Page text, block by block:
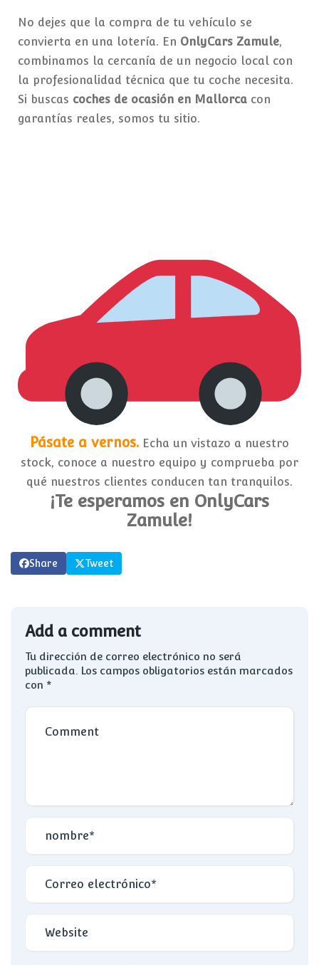
No dejes que la compra de tu vehículo se
convierta en una lotería. En OnlyCars Zamule,
combinamos la cercanía de un negocio local con
la profesionalidad técnica que tu coche necesita.
Si buscas coches de ocasión en Mallorca con
garantías reales, somos tu sitio.
Pásate a vernos. Echa un vistazo a nuestro
stock, conoce a nuestro equipo y comprueba por
qué nuestros clientes conducen tan tranquilos.
¡Te esperamos en OnlyCars
Zamule!
Share Tweet
Add a comment
Tu dirección de correo electrónico no será
publicada. Los campos obligatorios están marcados
con *